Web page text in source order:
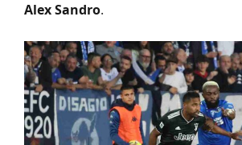
Alex Sandro.